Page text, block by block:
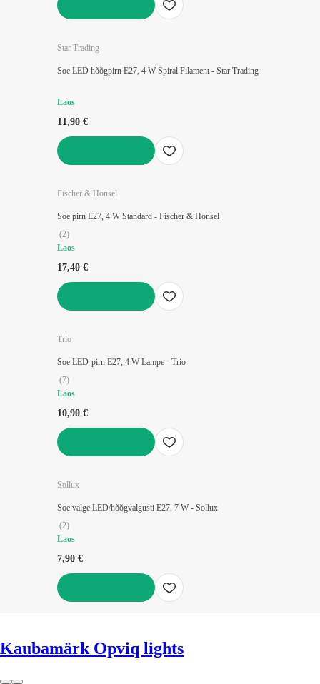
Star Trading
Soe LED hõõgpirn E27, 4 W Spiral Filament - Star Trading
Laos
11,90 €
Fischer & Honsel
Soe pirn E27, 4 W Standard - Fischer & Honsel
(2)
Laos
17,40 €
Trio
Soe LED-pirn E27, 4 W Lampe - Trio
(7)
Laos
10,90 €
Sollux
Soe valge LED/hõõgvalgusti E27, 7 W - Sollux
(2)
Laos
7,90 €
Kaubamärk Opviq lights